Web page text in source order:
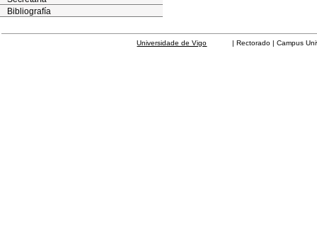
Bibliografía
Universidade de Vigo | Rectorado | Campus